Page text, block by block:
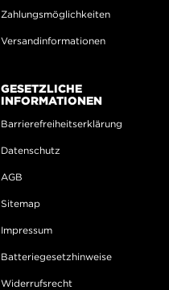
Zahlungsmöglichkeiten
Versandinformationen
GESETZLICHE
INFORMATIONEN
Barrierefreiheitserklärung
Datenschutz
AGB
Sitemap
Impressum
Batteriegesetzhinweise
Widerrufsrecht